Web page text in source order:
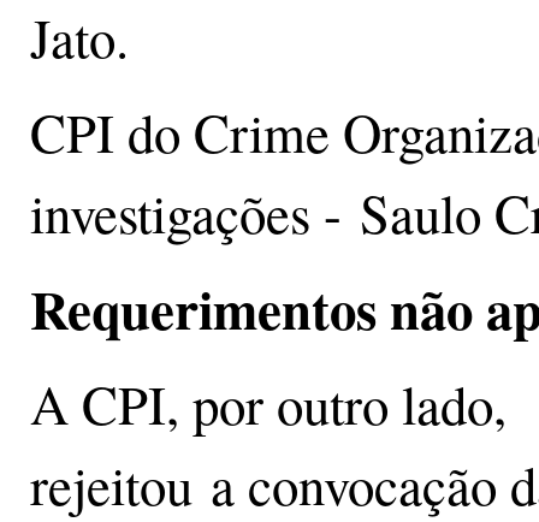
Jato.
CPI do Crime
investigações - Saulo
Requerimentos não
A CPI, por outro lado,
rejeitou a convocação